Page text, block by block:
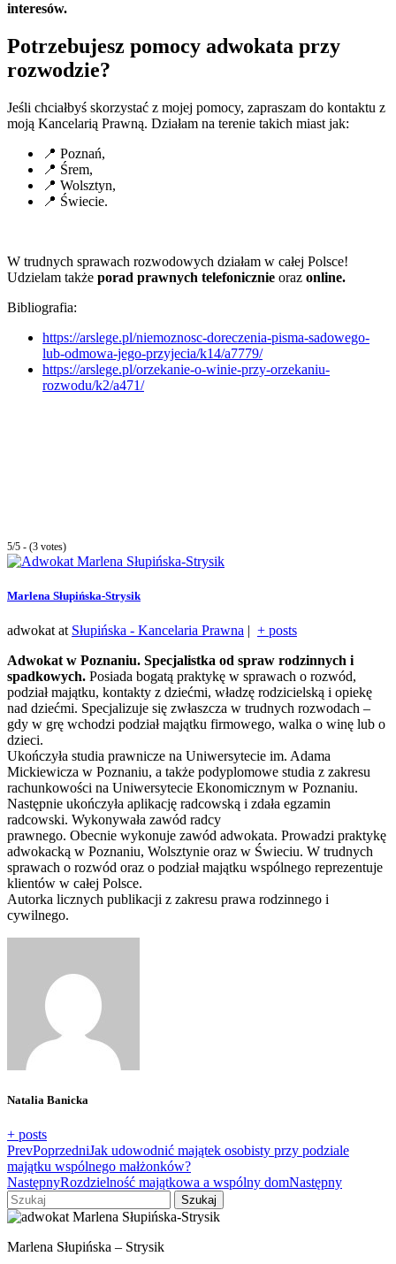
interesów.
Potrzebujesz pomocy adwokata przy
rozwodzie?
Jeśli chciałbyś skorzystać z mojej pomocy, zapraszam do kontaktu z
moją Kancelarią Prawną. Działam na terenie takich miast jak:
📍 Poznań,
📍 Śrem,
📍 Wolsztyn,
📍 Świecie.
W trudnych sprawach rozwodowych działam w całej Polsce!
Udzielam także porad prawnych telefonicznie oraz online.
Bibliografia:
https://arslege.pl/niemoznosc-doreczenia-pisma-sadowego-
lub-odmowa-jego-przyjecia/k14/a7779/
https://arslege.pl/orzekanie-o-winie-przy-orzekaniu-
rozwodu/k2/a471/
5/5 - (3 votes)
Marlena Słupińska-Strysik
adwokat at Słupińska - Kancelaria Prawna | + posts
Adwokat w Poznaniu. Specjalistka od spraw rodzinnych i
spadkowych. Posiada bogatą praktykę w sprawach o rozwód,
podział majątku, kontakty z dziećmi, władzę rodzicielską i opiekę
nad dziećmi. Specjalizuje się zwłaszcza w trudnych rozwodach –
gdy w grę wchodzi podział majątku firmowego, walka o winę lub o
dzieci.
Ukończyła studia prawnicze na Uniwersytecie im. Adama
Mickiewicza w Poznaniu, a także podyplomowe studia z zakresu
rachunkowości na Uniwersytecie Ekonomicznym w Poznaniu.
Następnie ukończyła aplikację radcowską i zdała egzamin
radcowski. Wykonywała zawód radcy
prawnego. Obecnie wykonuje zawód adwokata. Prowadzi praktykę
adwokacką w Poznaniu, Wolsztynie oraz w Świeciu. W trudnych
sprawach o rozwód oraz o podział majątku wspólnego reprezentuje
klientów w całej Polsce.
Autorka licznych publikacji z zakresu prawa rodzinnego i
cywilnego.
Natalia Banicka
+ posts
PrevPoprzedniJak udowodnić majątek osobisty przy podziale
majątku wspólnego małżonków?
NastępnyRozdzielność majątkowa a wspólny domNastępny
Szukaj
Marlena Słupińska – Strysik